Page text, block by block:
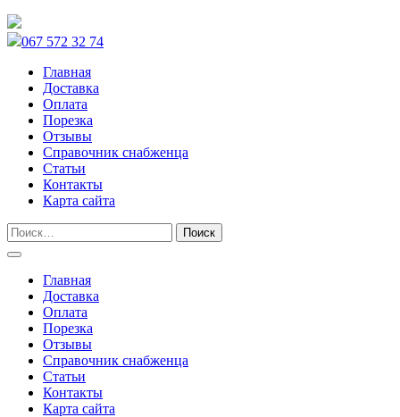
067 572 32 74
Главная
Доставка
Оплата
Порезка
Отзывы
Справочник снабженца
Статьи
Контакты
Карта сайта
Главная
Доставка
Оплата
Порезка
Отзывы
Справочник снабженца
Статьи
Контакты
Карта сайта